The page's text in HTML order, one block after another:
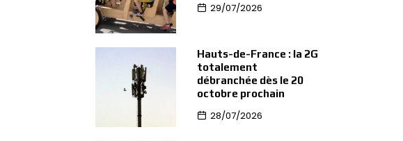
29/07/2026
Hauts-de-France : la 2G
totalement
débranchée dès le 20
octobre prochain
28/07/2026